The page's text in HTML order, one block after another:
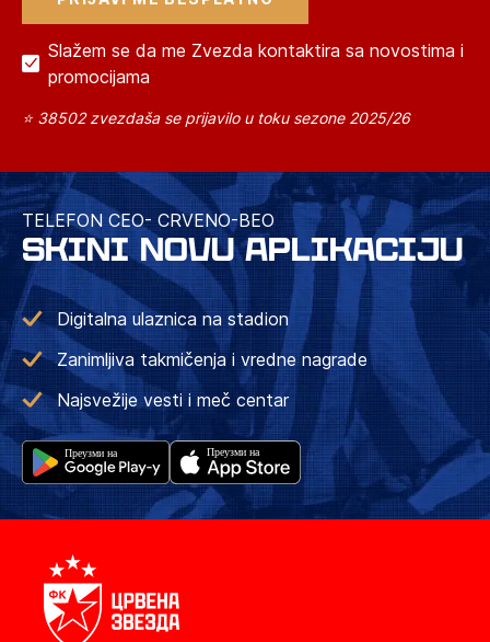
Slažem se da me Zvezda kontaktira sa novostima i
promocijama
⭐ 38502 zvezdaša se prijavilo u toku sezone 2025/26
TELEFON CEO- CRVENO-BEO
SKINI NOVU APLIKACIJU
Digitalna ulaznica na stadion
Zanimljiva takmičenja i vredne nagrade
Najsvežije vesti i meč centar